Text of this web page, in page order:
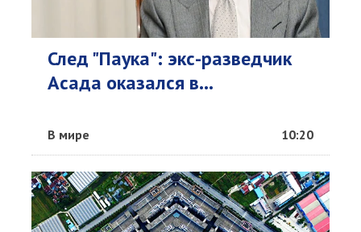
След "Паука": экс-разведчик
Асада оказался в...
В мире 10:20